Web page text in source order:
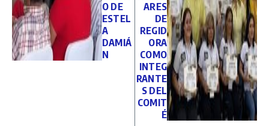
O DE
ESTEL
A
DAMIÁ
N
ARES
DE
REGID
ORA
COMO
INTEG
RANTE
S DEL
COMIT
É